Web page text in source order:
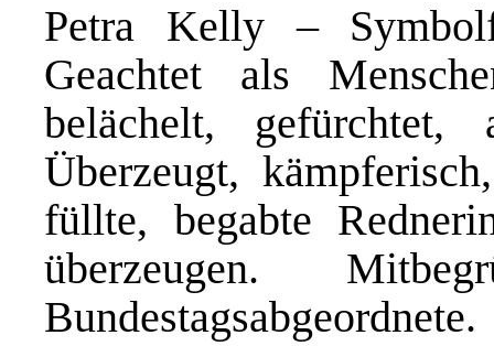
Petra Kelly –
Geachtet als
belächelt,
Überzeugt,
füllte, begabte
überzeugen.